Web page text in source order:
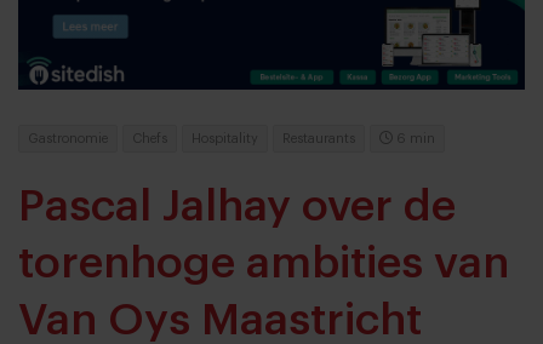
Gastronomie Chefs Hospitality Restaurants 6 min
Pascal Jalhay over de
torenhoge ambities van
Van Oys Maastricht